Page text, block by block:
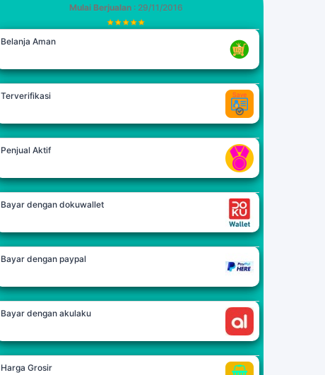
Mulai Berjualan: 29/11/2016
Belanja Aman
Terverifikasi
Penjual Aktif
Bayar dengan dokuwallet
Bayar dengan paypal
Bayar dengan akulaku
Harga Grosir